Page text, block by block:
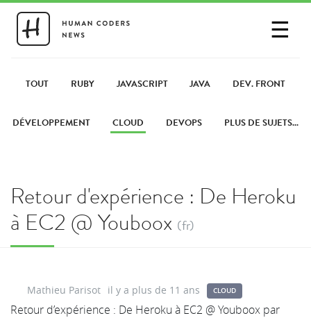
☰
PARTAGER UN LIEN
TOUT RUBY JAVASCRIPT JAVA DEV. FRONT
DÉVELOPPEMENT CLOUD DEVOPS PLUS DE SUJETS...
Retour d'expérience : De Heroku
à EC2 @ Youboox (fr)
Mathieu Parisot il y a plus de 11 ans CLOUD
Retour d’expérience : De Heroku à EC2 @ Youboox par